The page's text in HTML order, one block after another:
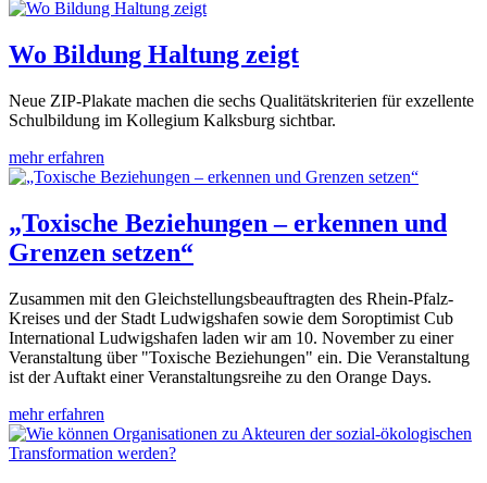
Wo Bildung Haltung zeigt
Neue ZIP-Plakate machen die sechs Qualitätskriterien für exzellente
Schulbildung im Kollegium Kalksburg sichtbar.
mehr erfahren
„Toxische Beziehungen – erkennen und
Grenzen setzen“
Zusammen mit den Gleichstellungsbeauftragten des Rhein-Pfalz-
Kreises und der Stadt Ludwigshafen sowie dem Soroptimist Cub
International Ludwigshafen laden wir am 10. November zu einer
Veranstaltung über "Toxische Beziehungen" ein. Die Veranstaltung
ist der Auftakt einer Veranstaltungsreihe zu den Orange Days.
mehr erfahren